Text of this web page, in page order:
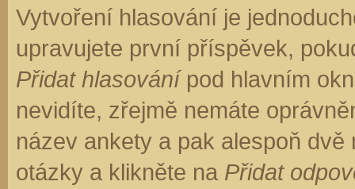
Vytvoření hlasování je
upravujete první příspěvek,
Přidat hlasovánípod hlavním
nevidíte, zřejmě nemáte
název ankety a pak alespoň
otázky a klikněte na Přidat